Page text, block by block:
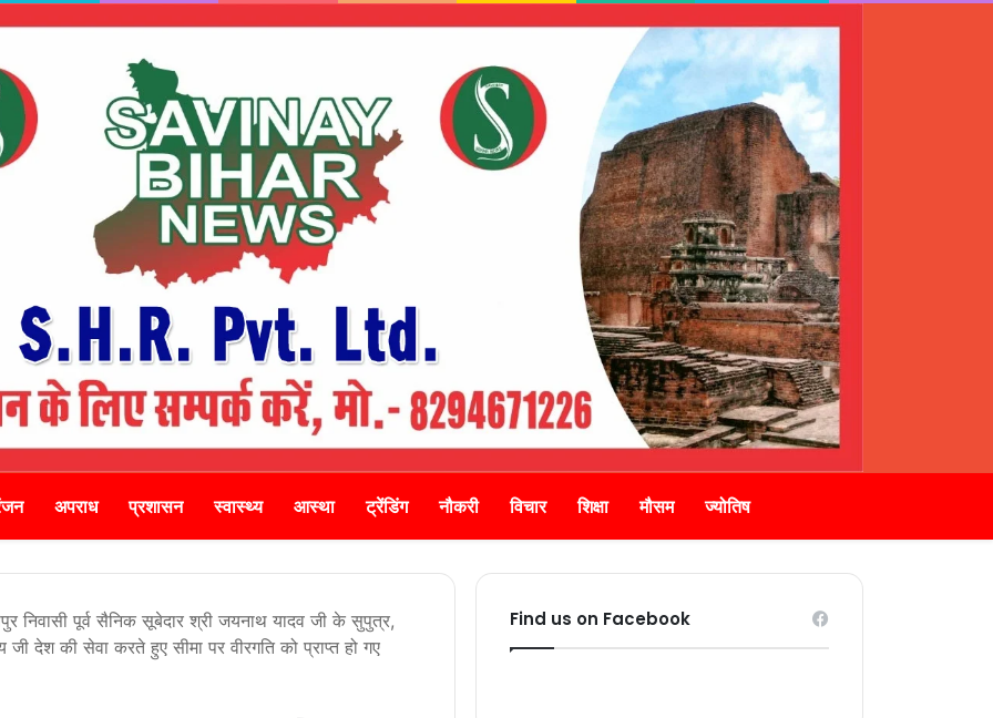
अपराध प्रशासन स्वास्थ्य आस्था ट्रेंडिंग नौकरी विचार शिक्षा मौसम ज्योतिष
निवासी पूर्व सैनिक सूबेदार श्री जयनाथ यादव जी के सुपुत्र,
देश की सेवा करते हुए सीमा पर वीरगति को प्राप्त हो गए
Find us on Facebook